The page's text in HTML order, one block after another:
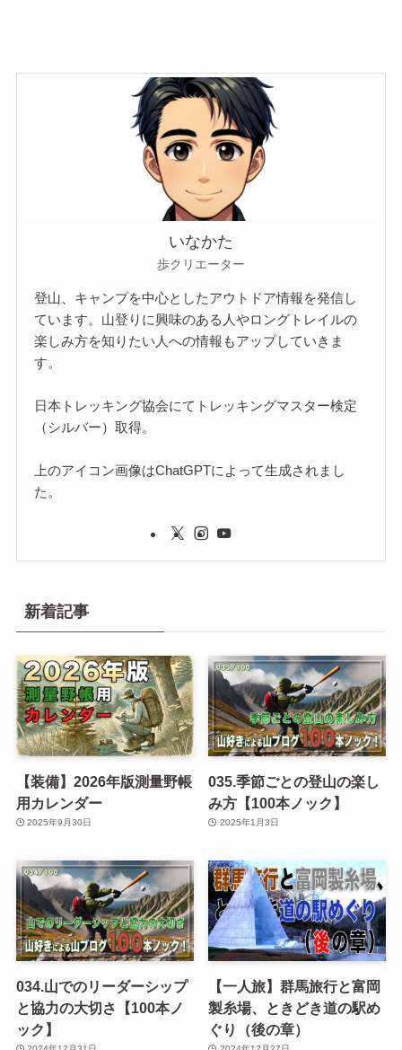
いなかた
歩クリエーター
登山、キャンプを中心としたアウトドア情報を発信し
ています。山登りに興味のある人やロングトレイルの
楽しみ方を知りたい人への情報もアップしていきま
す。
日本トレッキング協会にてトレッキングマスター検定
（シルバー）取得。
上のアイコン画像はChatGPTによって生成されまし
た。
新着記事
【装備】2026年版測量野帳
用カレンダー
2025年9月30日
035.季節ごとの登山の楽し
み方【100本ノック】
2025年1月3日
034.山でのリーダーシップ
と協力の大切さ【100本ノ
ック】
【一人旅】群馬旅行と富岡
製糸場、ときどき道の駅め
ぐり（後の章）